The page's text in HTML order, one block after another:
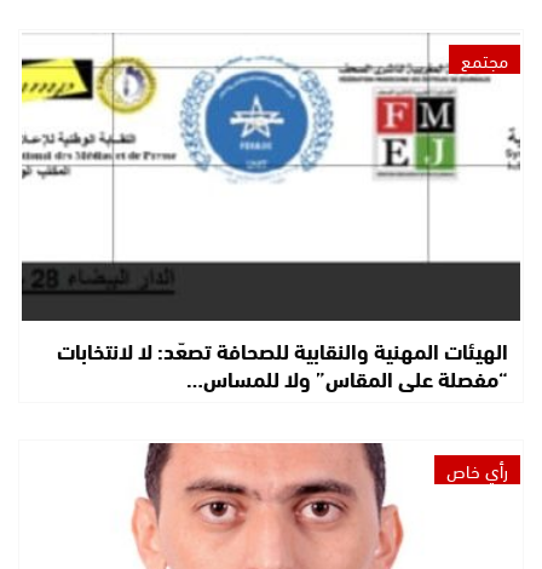
مجتمع
الهيئات المهنية والنقابية للصحافة تصعّد: لا لانتخابات
“مفصلة على المقاس” ولا للمساس…
رأي خاص